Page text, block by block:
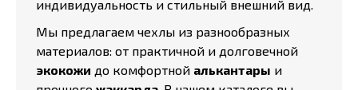
индивидуальность и стильный внешний вид.
Мы предлагаем чехлы из разнообразных
материалов: от практичной и долговечной
экокожи до комфортной алькантары и